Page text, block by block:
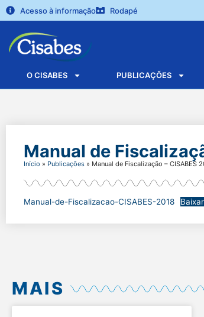
Acesso à informação Rodapé
O CISABES PUBLICAÇÕES
Manual de
Início » Publicações » Manual de Fiscalização – CISABES
Manual-de-Fiscalizacao-CISABES-2018 Baixar
MAIS